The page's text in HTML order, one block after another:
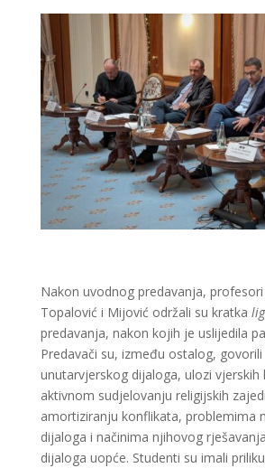
Nakon uvodnog predavanja,
Topalović i Mijović održali su kratka
predavanja, nakon kojih je uslijedila
Predavači su, između ostalog,
unutarvjerskog dijaloga, ulozi vjerskih
aktivnom sudjelovanju religijskih
amortiziranju konflikata, problemima
dijaloga i načinima njihovog
dijaloga uopće. Studenti su imali